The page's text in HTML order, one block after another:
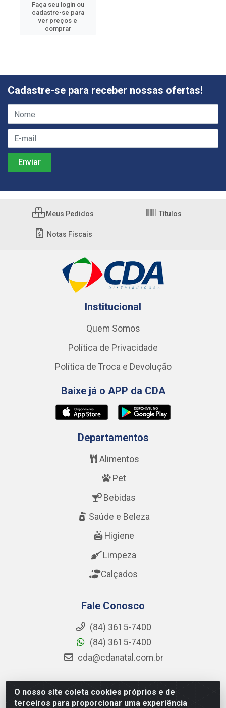
Faça seu login ou
cadastre-se para
ver preços e
comprar
O nosso site coleta cookies próprios e de
terceiros para proporcionar uma experiência
Cadastre-se para receber nossas ofertas!
Meus Pedidos Títulos
Notas Fiscais
Institucional
Quem Somos
Política de Privacidade
Política de Troca e Devolução
Baixe já o APP da CDA
Departamentos
Alimentos
Pet
Bebidas
Saúde e Beleza
Higiene
Limpeza
Calçados
Fale Conosco
(84) 3615-7400
(84) 3615-7400
cda@cdanatal.com.br
CDA Distribuidora - Avenida Abel Cabral, 1090 - Nova